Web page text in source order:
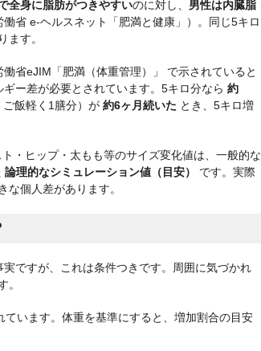
全身に脂肪がつきやすいのに対し、 男性は内臓脂
働省 e-ヘルスネット「肥満と健康」
）。同じ5キロ
ます。
働省eJIM「肥満（体重管理）」
で示されていると
ー差が必要とされています。5キロ分なら 約
飯軽く1膳分）が 約6ヶ月続いた とき、5キロ増
・ヒップ・太もも等のサイズ変化値は、一般的な
論理的なシミュレーション値（目安）
です。実際
個人差があります。
ですが、これは条件つきです。周囲に気づかれ
。
ています。体重を基準にすると、増加割合の目安